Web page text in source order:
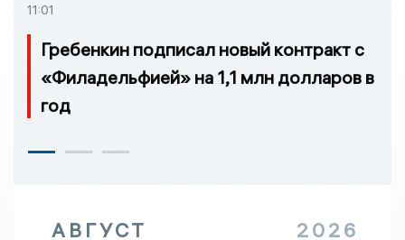
11:01
Гребенкин подписал новый контракт с
«Филадельфией» на 1,1 млн долларов в
год
АВГУСТ 2026